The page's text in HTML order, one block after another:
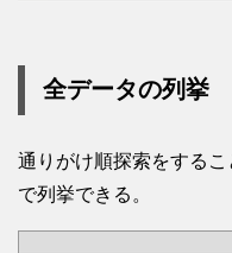
全データの列挙
通りがけ順探索をする
で列挙できる。